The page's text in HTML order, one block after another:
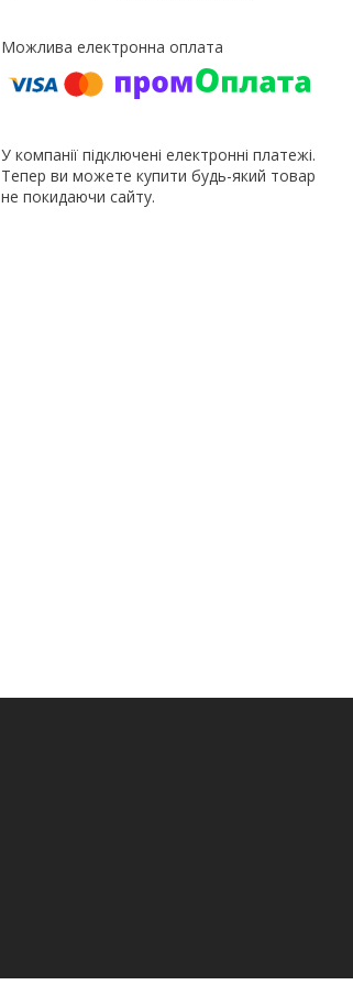
У компанії підключені електронні платежі.
Тепер ви можете купити будь-який товар
не покидаючи сайту.